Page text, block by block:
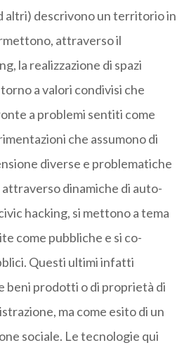
altri) descrivono un territorio in
attraverso il
la realizzazione di spazi
a valori condivisi che
a problemi sentiti come
che assumono di
diverse e problematiche
dinamiche di auto-
hacking, si mettono a tema
come pubbliche e si co-
Questi ultimi infatti
beni prodotti o di proprietà di
ma come esito di un
sociale. Le tecnologie qui